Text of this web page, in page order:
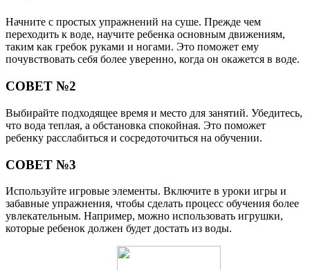
Начните с простых упражнений на суше. Прежде чем
переходить к воде, научите ребенка основным движениям,
таким как гребок руками и ногами. Это поможет ему
почувствовать себя более уверенно, когда он окажется в воде.
СОВЕТ №2
Выбирайте подходящее время и место для занятий. Убедитесь,
что вода теплая, а обстановка спокойная. Это поможет
ребенку расслабиться и сосредоточиться на обучении.
СОВЕТ №3
Используйте игровые элементы. Включите в уроки игры и
забавные упражнения, чтобы сделать процесс обучения более
увлекательным. Например, можно использовать игрушки,
которые ребенок должен будет достать из воды.